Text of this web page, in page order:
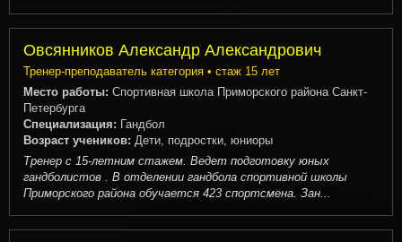
Овсянников Александр Александрович
Тренер-преподаватель категория • стаж 15 лет
Место работы: Спортивная школа Приморского района Санкт-
Петербурга
Специализация: Гандбол
Возраст учеников: Дети, подростки, юниоры
Тренер с 15-летним стажем. Ведет подготовку юных
гандболистов . В отделении гандбола спортивной школы
Приморского района обучается 423 спортсмена. Зан...